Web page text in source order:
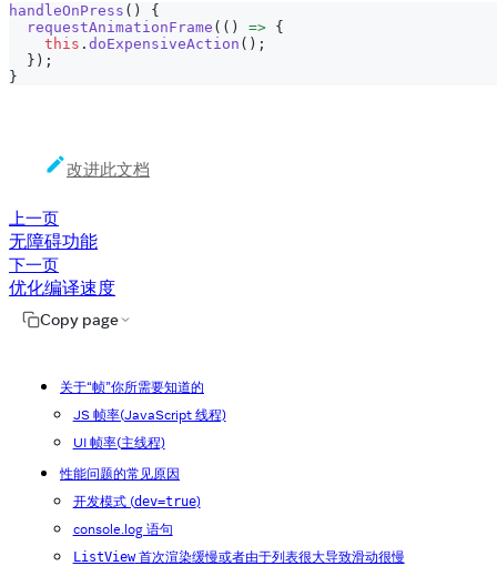
handleOnPress ( )
{
requestAnimationFrame ( ( ) => {
this . doExpensiveAction ( ) ;
} ) ;
}
改进此文档
上一页
无障碍功能
下一页
优化编译速度
Copy page
关于“帧”你所需要知道的
JS 帧率(JavaScript 线程)
UI 帧率(主线程)
性能问题的常见原因
开发模式 (dev=true)
console.log 语句
ListView首次渲染缓慢或者由于列表很大导致滑动很慢